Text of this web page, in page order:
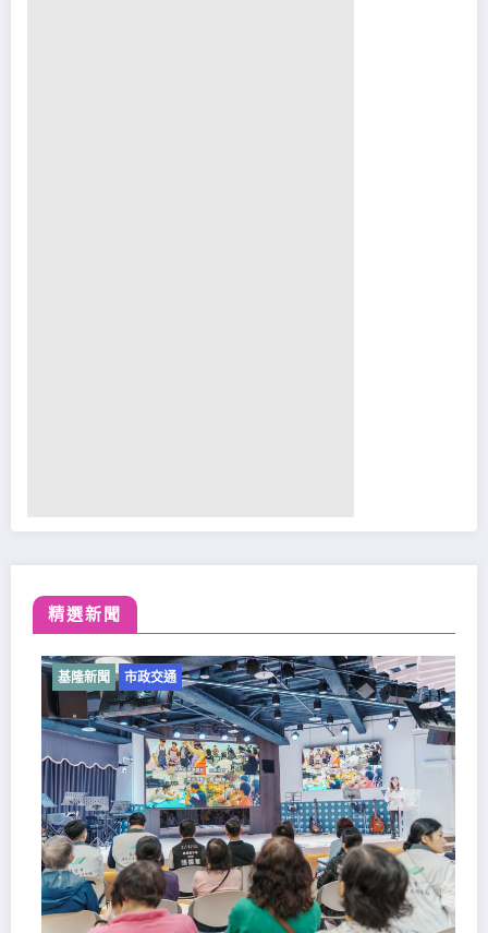
精選新聞
基隆新聞 市政交通